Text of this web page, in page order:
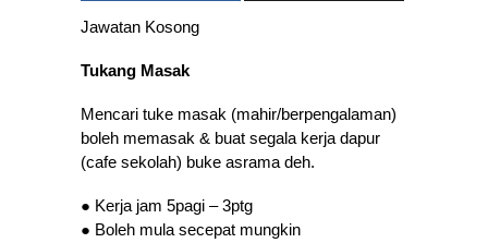
Jawatan Kosong
Tukang Masak
Mencari tuke masak (mahir/berpengalaman)
boleh memasak & buat segala kerja dapur
(cafe sekolah) buke asrama deh.
● Kerja jam 5pagi – 3ptg
● Boleh mula secepat mungkin